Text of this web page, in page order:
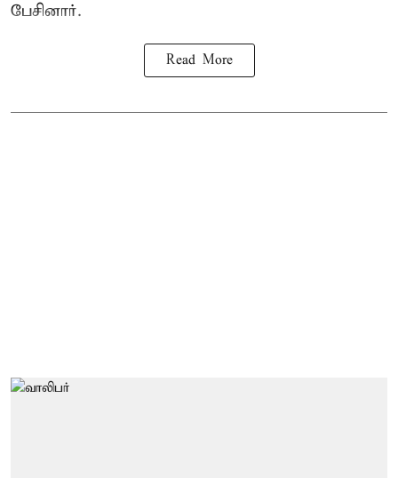
பேசினார்.
Read More